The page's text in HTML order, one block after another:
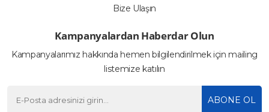
Bize Ulaşın
Kampanyalardan Haberdar Olun
Kampanyalarımız hakkında hemen bilgilendirilmek için mailing
listemize katılın
ABONE OL